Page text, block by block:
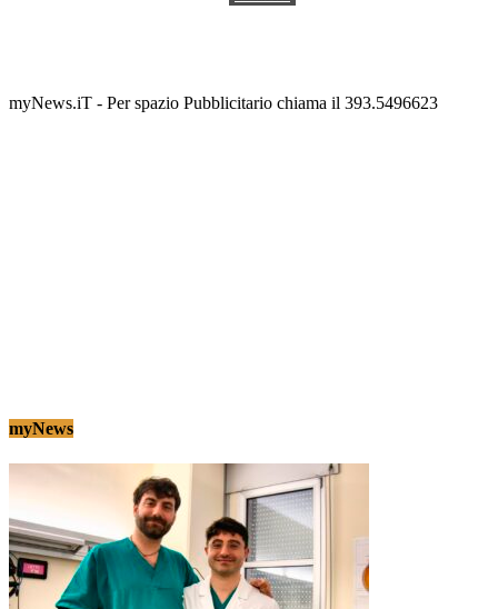
myNews.iT - Per spazio Pubblicitario chiama il 393.5496623
myNews